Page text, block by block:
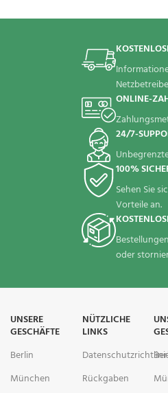
ONLINE-
24/7-
100%
Sehen Sie
Vorteile an.
oder
UNSERE
GESCHÄFTE
Berlin
München
NÜTZLICHE
LINKS
Rückgaben